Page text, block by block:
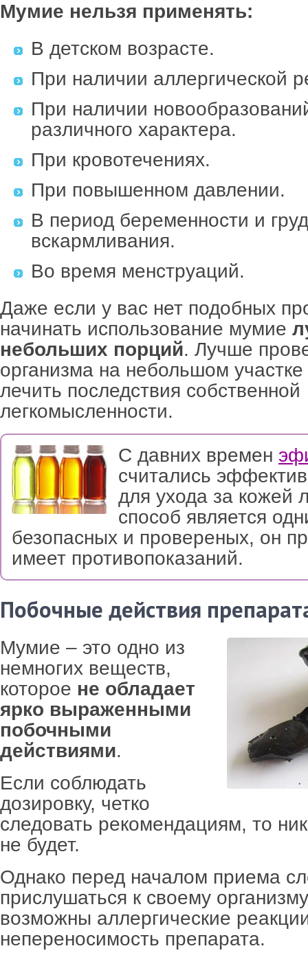
Мумие нельзя применять:
В детском возрасте.
При наличии аллергической
При наличии
различного характера.
При кровотечениях.
При повышенном давлении.
В период беременности и
вскармливания.
Во время менструаций.
Даже если у вас нет подобных
начинать использование мумие
небольших порций. Лучше
организма на небольшом
лечить последствия собственной
легкомысленности.
С давних времен
считались
для ухода за кожей
способ является
безопасных и провереных, он
имеет противопоказаний.
Побочные действия
Мумие – это одно из
немногих веществ,
которое не обладает
ярко выраженными
побочными
действиями.
Если соблюдать
дозировку, четко
следовать рекомендациям, то
не будет.
Однако перед началом приема
прислушаться к своему
возможны аллергические
непереносимость препарата.